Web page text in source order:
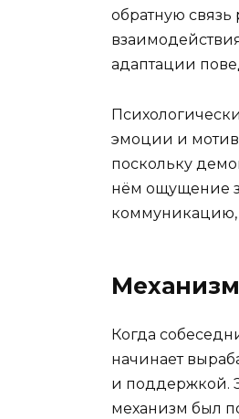
обратную
адаптации
эмоции и
поскольку
нём ощущение
коммуникацию,
Когда
начинает
и поддержкой.
механизм был